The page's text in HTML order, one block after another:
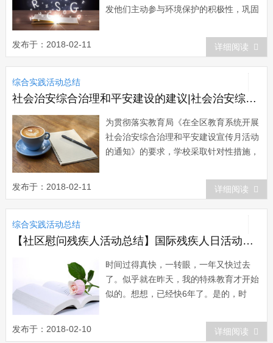
发他们主动参与环境保护的积极性，巩固
校积极响应市教育局、市环保局号召，于
2010年10月13日至11月13日在全校开
展“爱我环保模范城”环保主题月活动。
发布于：2018-02-11 详细阅读
综合实践活动总结
社会治安综合治理和平安建设的建议|社会治安综合治理和平安建设宣传月活动总结
为贯彻落实教育局《在全区教育系统开展
社会治安综合治理和平安建设宣传月活动
的通知》的要求，学校采取针对性措施，
园内部及校园周边的安全防范工作。校园
及周边治安有较大改善，为师生员工创造
一个和谐、祥和、平安的环境。现将学校
所开展的工作总结如下。 一、高度重
视，全面...
发布于：2018-02-11 详细阅读
综合实践活动总结
【社区慰问残疾人活动总结】国际残疾人日活动总结
时间过得真快，一转眼，一年又快过去
了。似乎就在昨天，我的特殊教育才开始
似的。想想，已经快6年了。是的，时
幼儿园我们的特殊儿童，得到了社会各界
的大力支持与帮助，得到了大家的关心与
发布于：2018-02-10 详细阅读